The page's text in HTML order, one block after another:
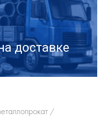
доставке
/